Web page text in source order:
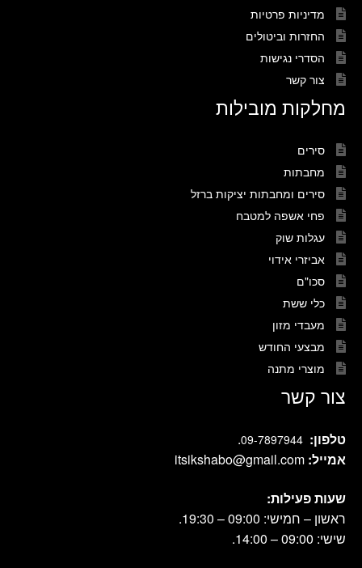
מדיניות פרטיות
החזרות וביטולים
הסדרי נגישות
צור קשר
מחלקות מובילות
סירים
מחבתות
סירים ומחבתות יציקות ברזל
פחי אשפה למטבח
עגלות שוק
אביזרי אידוי
סכו"ם
כלי ששת
מעבדי מזון
מבצעי החודש
מוצרי מתנה
צור קשר
טלפון: 09-7897944
.
אמייל: itsikshabo@gmail.com
שעות פעילות:
ראשון – חמישי: 09:00 – 19:30.
שישי: 09:00 – 14:00.